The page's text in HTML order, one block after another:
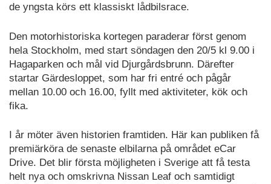
de yngsta körs ett klassiskt lådbilsrace.
Den motorhistoriska kortegen paraderar först genom
hela Stockholm, med start söndagen den 20/5 kl 9.00 i
Hagaparken och mål vid Djurgårdsbrunn. Därefter
startar Gärdesloppet, som har fri entré och pågår
mellan 10.00 och 16.00, fyllt med aktiviteter, kök och
fika.
I år möter även historien framtiden. Här kan publiken få
premiärköra de senaste elbilarna på området eCar
Drive. Det blir första möjligheten i Sverige att få testa
helt nya och omskrivna Nissan Leaf och samtidigt